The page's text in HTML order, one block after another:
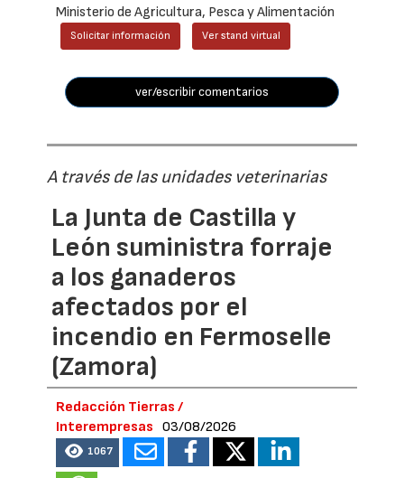
Ministerio de Agricultura, Pesca y Alimentación
Solicitar información Ver stand virtual
ver/escribir comentarios
A través de las unidades veterinarias
La Junta de Castilla y
León suministra forraje
a los ganaderos
afectados por el
incendio en Fermoselle
(Zamora)
Redacción Tierras /
Interempresas
03/08/2026
1067